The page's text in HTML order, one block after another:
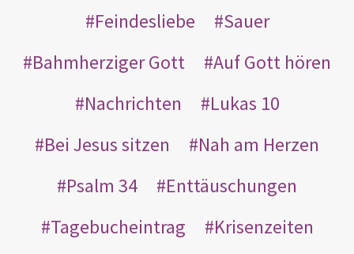
Feindesliebe
Sauer
Bahmherziger Gott
Auf Gott hören
Nachrichten
Lukas 10
Bei Jesus sitzen
Nah am Herzen
Psalm 34
Enttäuschungen
Tagebucheintrag
Krisenzeiten